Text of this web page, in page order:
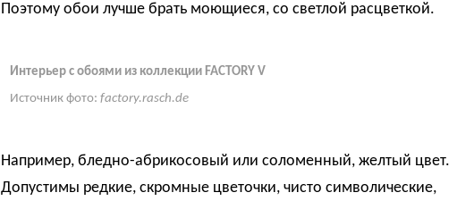
Поэтому обои лучше брать моющиеся, со светлой расцветкой.
Интерьер с обоями из коллекции FACTORY V
Источник фото: factory.rasch.de
Например, бледно-абрикосовый или соломенный, желтый цвет.
Допустимы редкие, скромные цветочки, чисто символические,